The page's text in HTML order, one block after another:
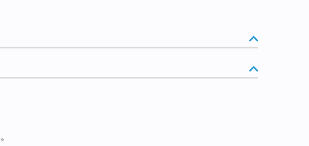
。